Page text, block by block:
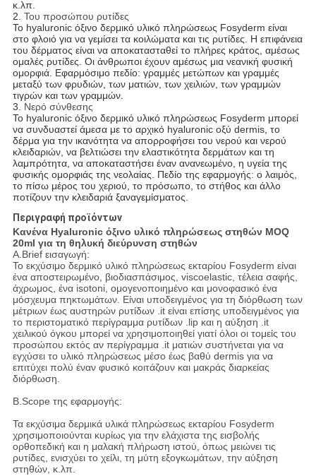
κ.λπ.
2. Του προσώπου ρυτίδες
Το hyaluronic όξινο δερμικό υλικό πληρώσεως Fosyderm είναι
στο φλοιό για να γεμίσει τα κοιλώματα και τις ρυτίδες. Η επιφάνεια
του δέρματος είναι να αποκατασταθεί το πλήρες κράτος, αμέσως
ομαλές ρυτίδες. Οι άνθρωποι έχουν αμέσως μια νεανική φυσική
ομορφιά. Εφαρμόσιμο πεδίο: γραμμές μετώπων και γραμμές
μεταξύ των φρυδιών, των ματιών, των χειλιών, των γραμμών
τιγρών και των γραμμών.
3. Νερό σύνθεσης
Το hyaluronic όξινο δερμικό υλικό πληρώσεως Fosyderm μπορεί
να συνδυαστεί άμεσα με το αρχικό hyaluronic οξύ dermis, το
δέρμα για την ικανότητα να απορροφήσει του νερού και νερού
κλειδαριών, να βελτιώσει την ελαστικότητα δερμάτων και τη
λαμπρότητα, να αποκαταστήσει έναν ανανεωμένο, η υγεία της
φυσικής ομορφιάς της νεολαίας. Πεδίο της εφαρμογής: ο λαιμός,
το πίσω μέρος του χεριού, το πρόσωπο, το στήθος και άλλο
ποτίζουν την κλειδαριά ξαναγεμίσματος.
Περιγραφή προϊόντων
Κανένα Hyaluronic όξινο υλικό πληρώσεως στηθών MOQ
20ml για τη θηλυκή διεύρυνση στηθών
A.Brief εισαγωγή:
Το εκχύσιμο δερμικό υλικό πληρώσεως εκταρίου Fosyderm είναι
ένα αποστειρωμένο, βιοδιασπάσιμος, viscoelastic, τέλεια σαφής,
άχρωμος, ένα isotoni, ομογενοποιημένο και μονοφασικό ένα
μόσχευμα πηκτωμάτων. Είναι υποδειγμένος για τη διόρθωση των
μέτριων έως αυστηρών ρυτίδων .it είναι επίσης υποδειγμένος για
το περιστοματικό περίγραμμα ρυτίδων .lip και η αύξηση .it
χειλικού όγκου μπορεί να χρησιμοποιηθεί γιατί όλοι οι τομείς του
προσώπου εκτός αν περίγραμμα .it ματιών συστήνεται για να
εγχύσει το υλικό πληρώσεως μέσο έως βαθύ dermis για να
επιτύχει πολύ έναν φυσικό κοιτάζουν και μακράς διαρκείας
διόρθωση.
B.Scope της εφαρμογής:
Τα εκχύσιμα δερμικά υλικά πληρώσεως εκταρίου Fosyderm
χρησιμοποιούνται κυρίως για την ελάχιστα της εισβολής
ορθοπεδική και η μαλακή πλήρωση ιστού, όπως μειώνει τις
ρυτίδες, ενισχύει το χείλι, τη μύτη εξογκωμάτων, την αύξηση
στηθών, κ.λπ.